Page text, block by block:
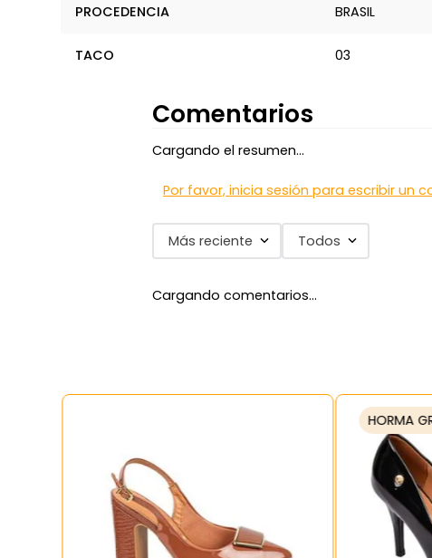
PROCEDENCIA BRASIL
TACO 03
Comentarios
Cargando el resumen…
Por favor, inicia sesión para escribir un
Más reciente Todos
Cargando comentarios…
HORMA